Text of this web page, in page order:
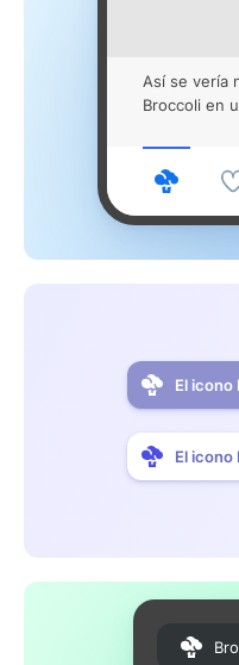
Así se vería
Broccoli en
El icono
El icono